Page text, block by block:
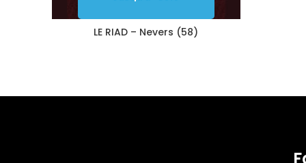
LE RIAD – Nevers (58)